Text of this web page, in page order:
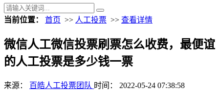
当前位置： 首页 >> 人工投票 >> 查看详情
微信人工微信投票刷票怎么收费，最便谊
的人工投票是多少钱一票
来源： 百皓人工投票团队 时间： 2022-05-24 07:38:58